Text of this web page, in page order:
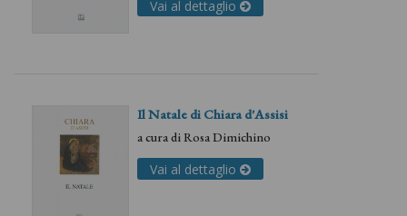
Vai al dettaglio
Il Natale di Chiara d'Assisi
a cura diRosa Dimichino
Vai al dettaglio